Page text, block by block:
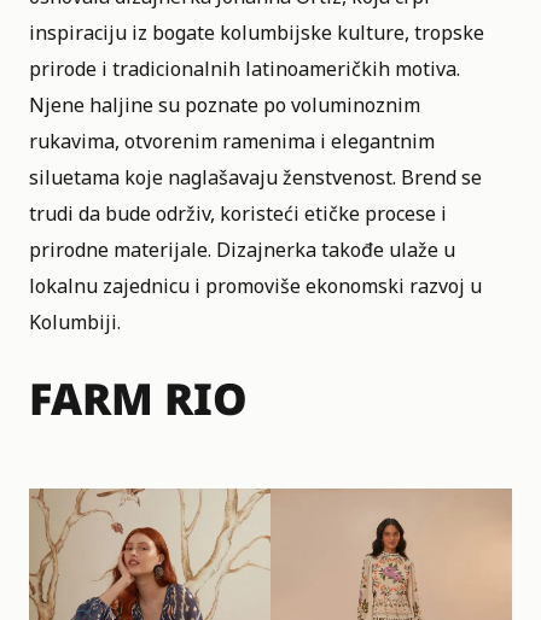
inspiraciju iz bogate kolumbijske kulture, tropske
prirode i tradicionalnih latinoameričkih motiva.
Njene haljine su poznate po voluminoznim
rukavima, otvorenim ramenima i elegantnim
siluetama koje naglašavaju ženstvenost. Brend se
trudi da bude održiv, koristeći etičke procese i
prirodne materijale. Dizajnerka takođe ulaže u
lokalnu zajednicu i promoviše ekonomski razvoj u
Kolumbiji.
FARM RIO